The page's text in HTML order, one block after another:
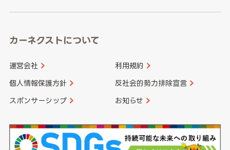
カーネクストについて
運営会社 利用規約
個人情報保護方針 反社会的勢力排除宣言
スポンサーシップ お知らせ